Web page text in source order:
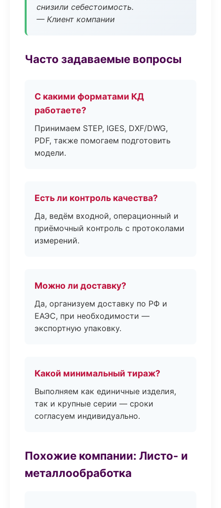
снизили себестоимость.
— Клиент компании
Часто задаваемые вопросы
С какими форматами КД
работаете?
Принимаем STEP, IGES, DXF/DWG,
PDF, также помогаем подготовить
модели.
Есть ли контроль качества?
Да, ведём входной, операционный и
приёмочный контроль с протоколами
измерений.
Можно ли доставку?
Да, организуем доставку по РФ и
ЕАЭС, при необходимости —
экспортную упаковку.
Какой минимальный тираж?
Выполняем как единичные изделия,
так и крупные серии — сроки
согласуем индивидуально.
Похожие компании: Листо- и
металлообработка